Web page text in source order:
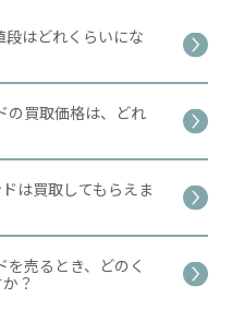
はどれくらいにな
の買取価格は、どれ
は買取してもらえま
売るとき、どのく
？